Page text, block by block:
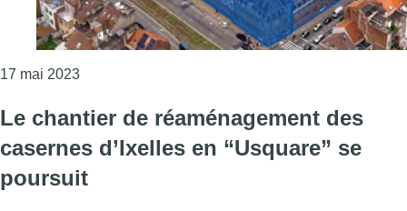
17 mai 2023Consulter l'article "Une nouvelle étape en vue de
Le chantier de réaménagement des
casernes d’Ixelles en “Usquare” se
poursuit